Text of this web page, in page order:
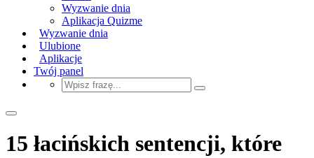
Wyzwanie dnia
Aplikacja Quizme
Wyzwanie dnia
Ulubione
Aplikacje
Twój panel
15 łacińskich sentencji, które